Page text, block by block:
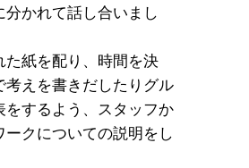
分かれて話し合いまし
た紙を配り、時間を決
考えを書きだしたりグル
をするよう、スタッフか
ークについての説明をし